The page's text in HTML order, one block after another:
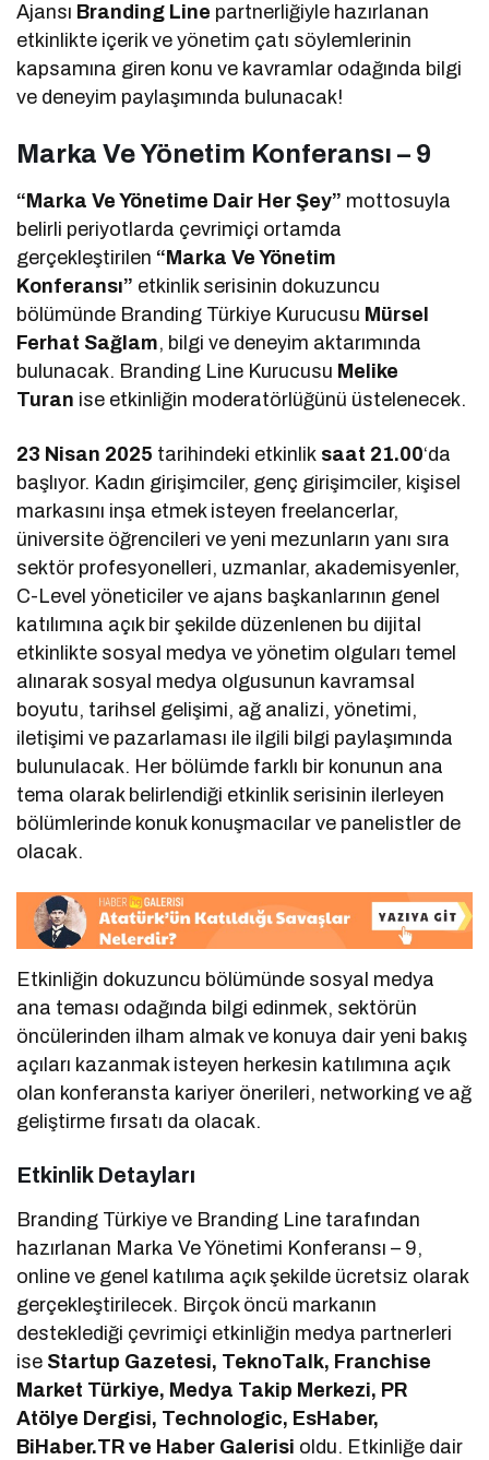
Ajansı Branding Line partnerliğiyle hazırlanan
etkinlikte içerik ve yönetim çatı söylemlerinin
kapsamına giren konu ve kavramlar odağında bilgi
ve deneyim paylaşımında bulunacak!
Marka Ve Yönetim Konferansı – 9
“Marka Ve Yönetime Dair Her Şey” mottosuyla
belirli periyotlarda çevrimiçi ortamda
gerçekleştirilen “Marka Ve Yönetim
Konferansı” etkinlik serisinin dokuzuncu
bölümünde Branding Türkiye Kurucusu Mürsel
Ferhat Sağlam, bilgi ve deneyim aktarımında
bulunacak. Branding Line Kurucusu Melike
Turan ise etkinliğin moderatörlüğünü üstelenecek.
23 Nisan 2025 tarihindeki etkinlik saat 21.00‘da
başlıyor. Kadın girişimciler, genç girişimciler, kişisel
markasını inşa etmek isteyen freelancerlar,
üniversite öğrencileri ve yeni mezunların yanı sıra
sektör profesyonelleri, uzmanlar, akademisyenler,
C-Level yöneticiler ve ajans başkanlarının genel
katılımına açık bir şekilde düzenlenen bu dijital
etkinlikte sosyal medya ve yönetim olguları temel
alınarak sosyal medya olgusunun kavramsal
boyutu, tarihsel gelişimi, ağ analizi, yönetimi,
iletişimi ve pazarlaması ile ilgili bilgi paylaşımında
bulunulacak. Her bölümde farklı bir konunun ana
tema olarak belirlendiği etkinlik serisinin ilerleyen
bölümlerinde konuk konuşmacılar ve panelistler de
olacak.
Etkinliğin dokuzuncu bölümünde sosyal medya
ana teması odağında bilgi edinmek, sektörün
öncülerinden ilham almak ve konuya dair yeni bakış
açıları kazanmak isteyen herkesin katılımına açık
olan konferansta kariyer önerileri, networking ve ağ
geliştirme fırsatı da olacak.
Etkinlik Detayları
Branding Türkiye ve Branding Line tarafından
hazırlanan Marka Ve Yönetimi Konferansı – 9,
online ve genel katılıma açık şekilde ücretsiz olarak
gerçekleştirilecek. Birçok öncü markanın
desteklediği çevrimiçi etkinliğin medya partnerleri
ise Startup Gazetesi, TeknoTalk, Franchise
Market Türkiye, Medya Takip Merkezi, PR
Atölye Dergisi, Technologic, EsHaber,
BiHaber.TR ve Haber Galerisi oldu. Etkinliğe dair